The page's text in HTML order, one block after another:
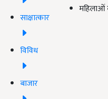
साक्षात्कार
विविध
बाजार
महिलाओं